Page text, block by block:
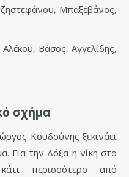
Μπαξεβάνος,
Βάσος, Αγγελίδης,
σχήμα
Κουδούνης ξεκινάει
Για την Δόξα η νίκη στο
περισσότερο από